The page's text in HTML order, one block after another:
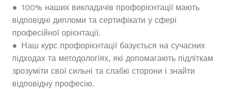
● 100% наших викладачів профорієнтації мають
відповідні дипломи та сертифікати у сфері
професійної орієнтації.
● Наш курс профорієнтації базується на сучасних
підходах та методологіях, які допомагають підліткам
зрозуміти свої сильні та слабкі сторони і знайти
відповідну професію.